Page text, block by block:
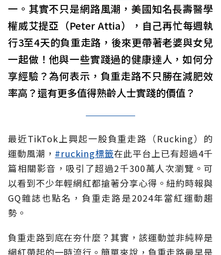
一。其實不只是網路風潮，美國知名長壽醫學
權威艾提亞 （Peter Attia）
，自己再忙每週執
行3至4天的負重走路，後來更帶著老婆與女兒
一起做！他與一些實踐過的健康達人，如何分
享經驗？為何表示，負重走路不只勝在減肥效
率高？還有更多值得熟齡人士實踐的價值？
最近TikTok上興起一股負重走路（Rucking）的
運動風潮， #rucking標籤在此平台上已有超過4千
篇相關影音，吸引了超過2千300萬人次瀏覽。可
以看到不少年輕網紅都搶著分享心得。紐約時報與
GQ雜誌也點名，負重走路是2024年當紅運動趨
勢。
負重走路到底在夯什麼？其實，該運動並非純粹是
網紅帶起的一時流行。簡單來說，負重走路最早是